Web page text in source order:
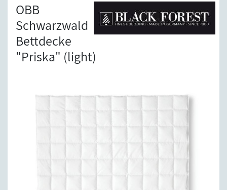
OBB
Schwarzwald
Bettdecke
"Priska" (light)